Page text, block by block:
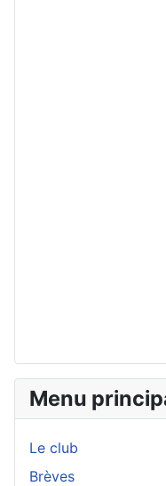
Menu
Le club
Brèves